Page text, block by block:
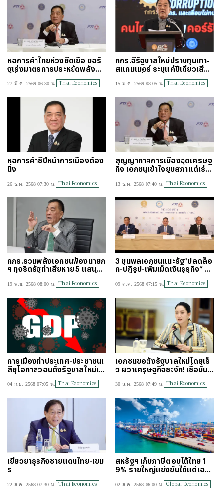
หอการค้าไทยห่วงยืดเยื้อ ขอรั
ฐเร่งมาตรการประหยัดพลังงา
27 มี.ค. 2569 06:30 น. Thai Economics
กกร.จี้รัฐบาลใหม่ปราบทุนเทา-
สแกมเมอร์ ระบุแค่ปีเดียวเสียห
15 ม.ค. 2569 08:05 น. Thai Economics
หอการค้าชี้ปีหน้าการเมืองต้อง
นิ่ง
26 ธ.ค. 2568 07:30 น. Thai Economics
สุญญากาศการเมืองฉุดเศรษฐ
กิจ เอกชนเข้าใจยุบสภาแต่เร่ง
13 ธ.ค. 2568 07:40 น. Thai Economics
กกร.รวมพลังเอกชนฟ้องนายก
ฯ ทุจริตรัฐทำเสียหาย 5 แสนล้า
ยวับ 2%
19 พ.ย. 2568 08:00 น. Thai Economics
3 ขุนพลเอกชนแนะรัฐ“ปลดล็อ
ก-ปฏิรูป-เพิ่มเม็ดเงินธุรกิจ” ชูธ
09 ต.ค. 2568 07:15 น. Thai Economics
การเมืองทำประเทศ-ประชาชนเ
สียโอกาสวอนตั้งรัฐบาลใหม่เร็
04 ก.ย. 2568 07:05 น. Thai Economics
เอกชนขอตั้งรัฐบาลใหม่โดยเร็
ว ผวาเศรษฐกิจชะงัก! เชื่อมั่นห
30 ส.ค. 2568 07:49 น. Thai Economics
เยียวยาธุรกิจชายแดนไทย-เขม
ร
22 ส.ค. 2568 07:30 น. Thai Economics
สหรัฐฯ เก็บภาษีตอบโต้ไทย 1
9% รายใหญ่แข่งขันได้แต่เอสเ
02 ส.ค. 2568 06:00 น. Global Economics